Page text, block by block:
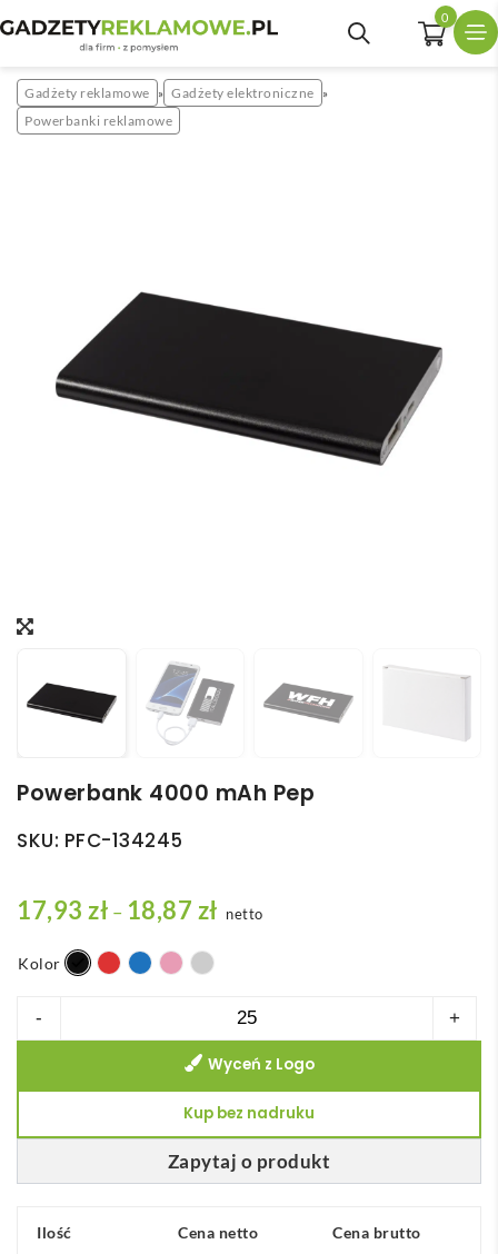
0
Gadżety reklamowe » Gadżety elektroniczne »
Powerbanki reklamowe
Powerbank 4000 mAh Pep
SKU: PFC-134245
17,93 zł – 18,87 złZ
s
e
n
:
d
netto
Kolor
-
Powerbank
+
Zapytaj o produkt
Wyceń z Logo
Kup bez nadruku
Ilość Cena netto Cena brutto